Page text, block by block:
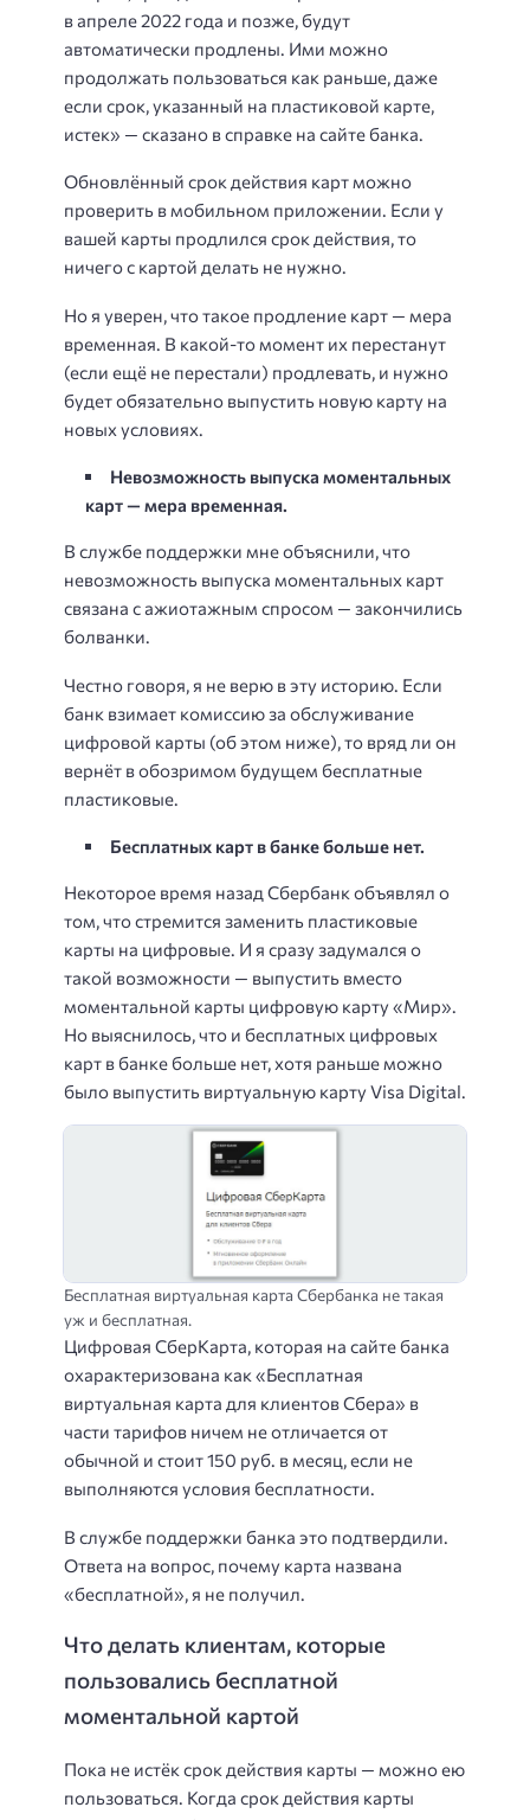
в апреле 2022 года и позже, будут
автоматически продлены. Ими можно
продолжать пользоваться как раньше, даже
если срок, указанный на пластиковой карте,
истек» — сказано в справке на сайте банка.
Обновлённый срок действия карт можно
проверить в мобильном приложении. Если у
вашей карты продлился срок действия, то
ничего с картой делать не нужно.
Но я уверен, что такое продление карт — мера
временная. В какой-то момент их перестанут
(если ещё не перестали) продлевать, и нужно
будет обязательно выпустить новую карту на
новых условиях.
Невозможность выпуска моментальных
карт — мера временная.
В службе поддержки мне объяснили, что
невозможность выпуска моментальных карт
связана с ажиотажным спросом — закончились
болванки.
Честно говоря, я не верю в эту историю. Если
банк взимает комиссию за обслуживание
цифровой карты (об этом ниже), то вряд ли он
вернёт в обозримом будущем бесплатные
пластиковые.
Бесплатных карт в банке больше нет.
Некоторое время назад Сбербанк объявлял о
том, что стремится заменить пластиковые
карты на цифровые. И я сразу задумался о
такой возможности — выпустить вместо
моментальной карты цифровую карту «Мир».
Но выяснилось, что и бесплатных цифровых
карт в банке больше нет, хотя раньше можно
было выпустить виртуальную карту Visa Digital.
Бесплатная виртуальная карта Сбербанка не такая
уж и бесплатная.
Цифровая СберКарта, которая на сайте банка
охарактеризована как «Бесплатная
виртуальная карта для клиентов Сбера» в
части тарифов ничем не отличается от
обычной и стоит 150 руб. в месяц, если не
выполняются условия бесплатности.
В службе поддержки банка это подтвердили.
Ответа на вопрос, почему карта названа
«бесплатной», я не получил.
Что делать клиентам, которые
пользовались бесплатной
моментальной картой
Пока не истёк срок действия карты — можно ею
пользоваться. Когда срок действия карты